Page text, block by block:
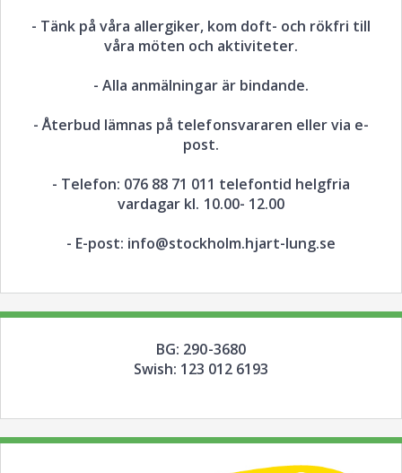
- Tänk på våra allergiker, kom doft- och rökfri till
våra möten och aktiviteter.
- Alla anmälningar är bindande.
- Återbud lämnas på telefonsvararen eller via e-
post.
- Telefon: 076 88 71 011 telefontid helgfria
vardagar kl. 10.00- 12.00
- E-post: info@stockholm.hjart-lung.se
BG: 290-3680
Swish: 123 012 6193